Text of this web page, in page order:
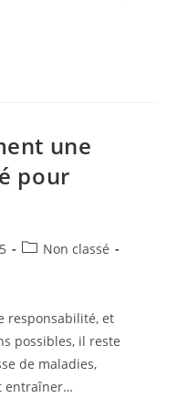
une
pour
Non classé
responsabilité, et
possibles, il reste
de maladies,
entraîner…